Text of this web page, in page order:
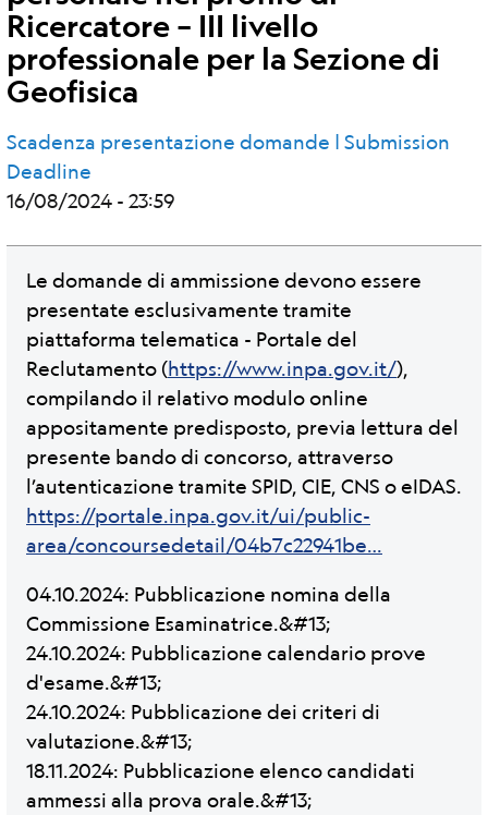
Ricercatore – III livello
professionale per la Sezione di
Geofisica
Scadenza presentazione domande | Submission
Deadline
16/08/2024 - 23:59
Le domande di ammissione devono essere
presentate esclusivamente tramite
piattaforma telematica - Portale del
Reclutamento (https://www.inpa.gov.it/),
compilando il relativo modulo online
appositamente predisposto, previa lettura del
presente bando di concorso, attraverso
l’autenticazione tramite SPID, CIE, CNS o eIDAS.
https://portale.inpa.gov.it/ui/public-
area/concoursedetail/04b7c22941be…
04.10.2024: Pubblicazione nomina della
Commissione Esaminatrice.&#13;
24.10.2024: Pubblicazione calendario prove
d'esame.&#13;
24.10.2024: Pubblicazione dei criteri di
valutazione.&#13;
18.11.2024: Pubblicazione elenco candidati
ammessi alla prova orale.&#13;